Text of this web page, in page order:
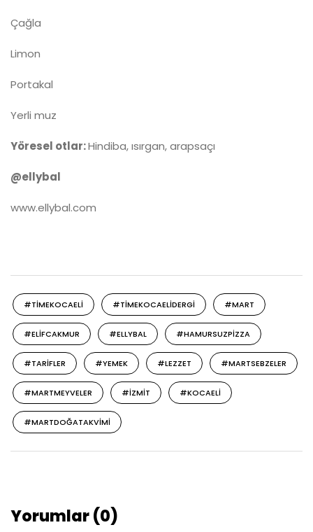
Çağla
Limon
Portakal
Yerli muz
Yöresel otlar:Hindiba, ısırgan, arapsaçı
@ellybal
www.ellybal.com
#TIMEKOCAELI #TIMEKOCAELIDERGI #MART
#ELIFCAKMUR #ELLYBAL #HAMURSUZPIZZA
#TARIFLER #YEMEK #LEZZET #MARTSEBZELER
#MARTMEYVELER #IZMIT #KOCAELI
#MARTDOĞATAKVIMI
Yorumlar (0)